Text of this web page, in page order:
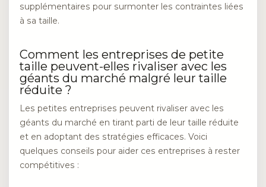
supplémentaires pour surmonter les contraintes liées
à sa taille.
Comment les entreprises de petite
taille peuvent-elles rivaliser avec les
géants du marché malgré leur taille
réduite ?
Les petites entreprises peuvent rivaliser avec les
géants du marché en tirant parti de leur taille réduite
et en adoptant des stratégies efficaces. Voici
quelques conseils pour aider ces entreprises à rester
compétitives :